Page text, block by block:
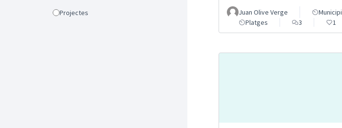
Projectes Juan Olive Verge
Municipi
Platges
3 1